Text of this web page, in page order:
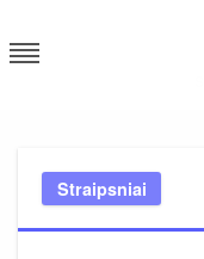
to
content
Straipsniai